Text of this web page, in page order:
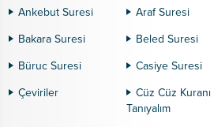
Ankebut Suresi
Araf Suresi
Bakara Suresi
Beled Suresi
Büruc Suresi
Casiye Suresi
Çeviriler
Cüz Cüz Kuranı
Tanıyalım